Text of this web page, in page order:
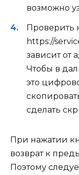
возможно
Проверить
https://
зависит от
Чтобы в
это
сделать
При нажатии
возврат к
Поэтому